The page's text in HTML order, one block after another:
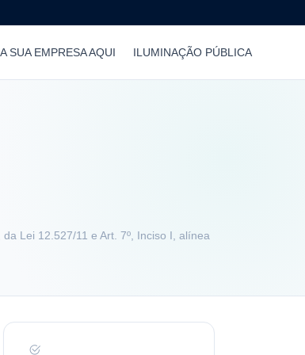
SUA EMPRESA AQUI ILUMINAÇÃO PÚBLICA
Lei 12.527/11 e Art. 7º, Inciso I, alínea